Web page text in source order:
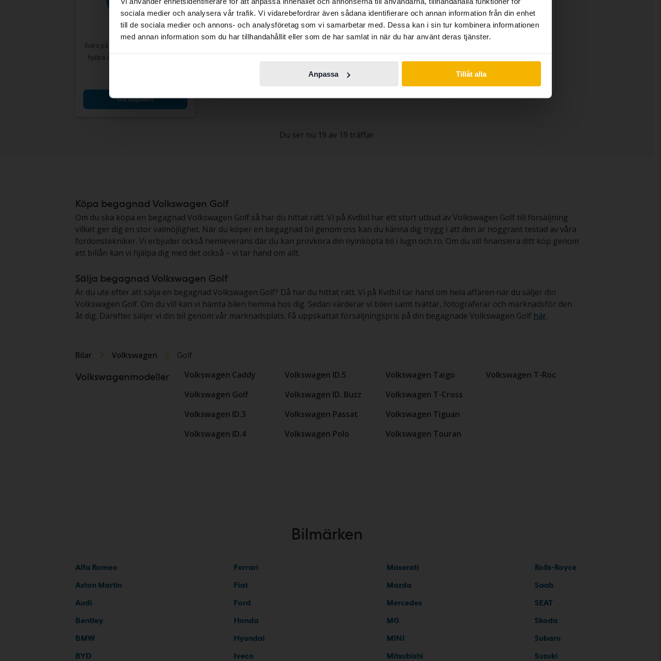
sociala medier och analysera vår trafik. Vi vidarebefordrar även sådana identifierare och annan information från din enhet
till de sociala medier och annons- och analysföretag som vi samarbetar med. Dessa kan i sin tur kombinera informationen
med annan information som du har tillhandahållit eller som de har samlat in när du har använt deras tjänster.
Anpassa Tillåt alla
Svara på några enkla frågor så kan vi
hjälpa dig hitta bilar som matchar
Gör bilguiden
Volkswagen Golf
VII 1.0 TSI 5dr
2018
5 324 mil
Bensin
Volkswagen Golf
VII 1.4 TSI Multifuel 5dr
2014
5 703 mil
Bensin/Etanol
En värdering av fordonet är på gång
Volkswagen Golf
VII 1.4 TGI BlueMotion Sportscombi
2018
Bensin/Gas
En värdering av fordonet är på gång
Du ser nu 19 av 19 träffar
Köpa begagnad Volkswagen Golf
Om du ska köpa en begagnad Volkswagen Golf så har du hittat rätt. Vi på Kvdbil har ett stort utbud av Volkswagen Golf till försäljning
vilket ger dig en stor valmöjlighet. När du köper en begagnad bil genom oss kan du känna dig trygg i att den är noggrant testad av våra
fordonstekniker. Vi erbjuder också hemleverans där du kan provköra din nyinköpta bil i lugn och ro. Om du vill finansiera ditt köp genom
ett billån kan vi hjälpa dig med det också – vi tar hand om allt.
Sälja begagnad Volkswagen Golf
Är du ute efter att sälja en begagnad Volkswagen Golf? Då har du hittat rätt. Vi på Kvdbil tar hand om hela affären när du säljer din
Volkswagen Golf. Om du vill kan vi hämta bilen hemma hos dig. Sedan värderar vi bilen samt tvättar, fotograferar och marknadsför den
åt dig. Därefter säljer vi din bil genom vår marknadsplats. Få uppskattat försäljningspris på din begagnade Volkswagen Golf här.
Bilar Volkswagen Golf
Volkswagenmodeller
Volkswagen Caddy
Volkswagen Golf
Volkswagen ID.3
Volkswagen ID.4
Volkswagen ID.5
Volkswagen ID. Buzz
Volkswagen Passat
Volkswagen Polo
Volkswagen Taigo
Volkswagen T-Cross
Volkswagen Tiguan
Volkswagen Touran
Volkswagen T-Roc
Bilmärken
Alfa Romeo
Aston Martin
Audi
Bentley
BMW
BYD
Ferrari
Fiat
Ford
Honda
Hyundai
Iveco
Maserati
Mazda
Mercedes
MG
MINI
Mitsubishi
Rolls-Royce
Saab
SEAT
Skoda
Subaru
Suzuki
contains all the same vehicles and services.
Continue in